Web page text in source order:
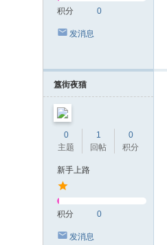
积分 0
发消息
簋街夜猫
0
主题
1
回帖
0
积分
新手上路
积分 0
发消息